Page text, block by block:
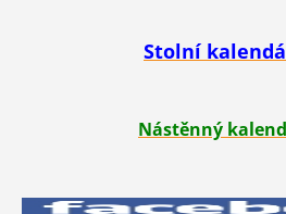
Stolní
Nástěnný